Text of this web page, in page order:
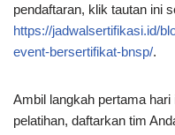
pendaftaran, klik tautan ini
https://jadwalsertifikasi.id/
event-bersertifikat-bnsp/.
Ambil langkah pertama
pelatihan, daftarkan tim